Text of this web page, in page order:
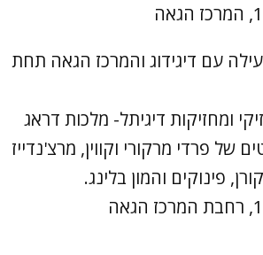
עם דיגידוג והמרכז הגאה תחת
ומחזיקות דיגיתל- מלכות דראג
של פרדי מרקורי וקווין, מרצ'נדייז
פינוקים והמון בלינג.